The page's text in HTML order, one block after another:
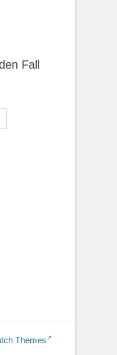
Fall
Themes